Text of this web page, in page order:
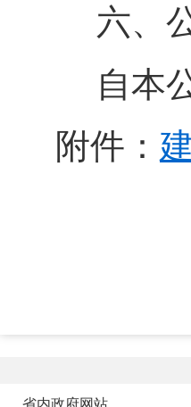
六、
自本
附件：
省内政府网站